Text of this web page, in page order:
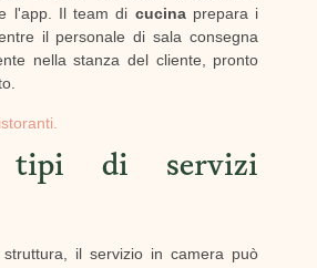
l'app. Il team di cucinaprepara i
il personale di sala consegna
nella stanza del cliente, pronto
tipi di servizi
il servizio in camera può